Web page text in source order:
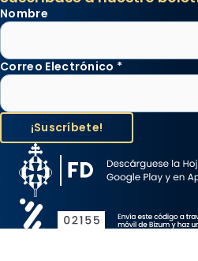
Nombre
Correo Electrónico *